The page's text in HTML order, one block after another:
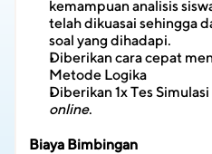
kemampuan analisis
telah dikuasai sehingga
soal yang dihadapi.
Diberikan cara cepat
Metode Logika
online.
Biaya Bimbingan